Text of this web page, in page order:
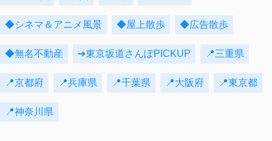
◆シネマ＆アニメ風景 ◆屋上散歩 ◆広告散歩
◆無名不動産 ➔東京坂道さんぽPICKUP 📍三重県
📍京都府 📍兵庫県 📍千葉県 📍大阪府 📍東京都
📍神奈川県